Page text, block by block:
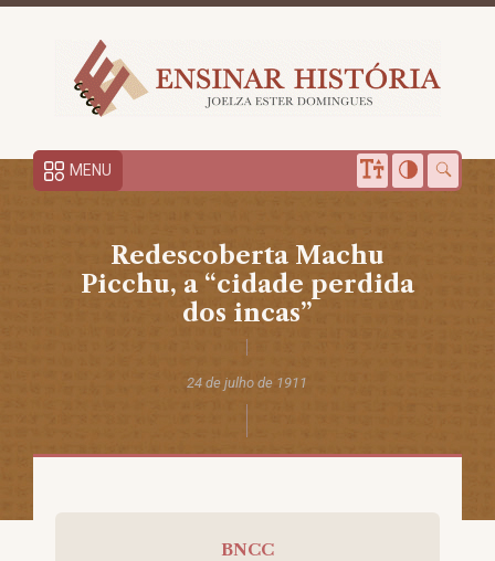
MENU
Redescoberta Machu
Picchu, a “cidade perdida
dos incas”
24 de julho de 1911
BNCC